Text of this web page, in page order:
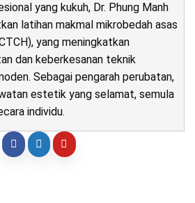
yang kukuh, Dr. Phung Manh
latihan makmal mikrobedah asas
yang meningkatkan
dan keberkesanan teknik
Sebagai pengarah perubatan,
estetik yang selamat, semula
individu.